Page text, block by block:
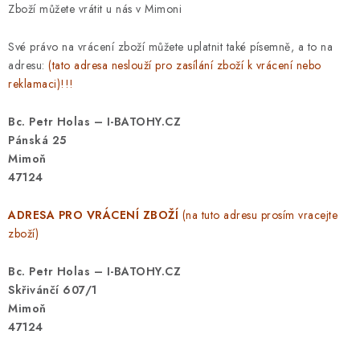
Zboží můžete vrátit u nás v Mimoni
Své právo na vrácení zboží můžete uplatnit také písemně, a to na
adresu: (tato adresa neslouží pro zasílání zboží k vrácení nebo
reklamaci)!!!
Bc. Petr Holas – I-BATOHY.CZ
Pánská 25
Mimoň
47124
ADRESA PRO VRÁCENÍ ZBOŽÍ (na tuto adresu prosím vracejte
zboží)
Bc. Petr Holas – I-BATOHY.CZ
Skřivánčí 607/1
Mimoň
47124